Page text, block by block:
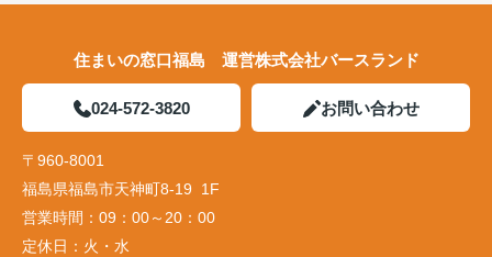
住まいの窓口福島 運営株式会社バースランド
024-572-3820 お問い合わせ
〒960-8001
福島県福島市天神町8-19 1F
営業時間： 09：00～20：00
定休日： 火・水